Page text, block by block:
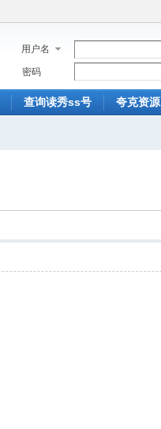
用户名
密码
查询读秀ss号 夸克资源